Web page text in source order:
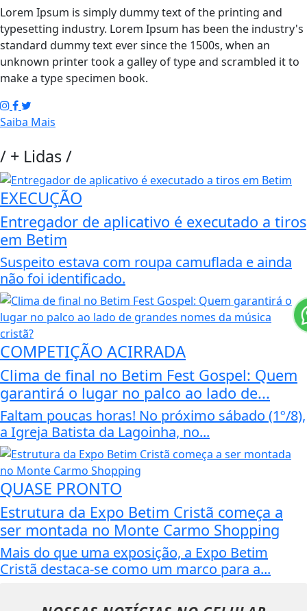
Lorem Ipsum is simply dummy text of the printing and
typesetting industry. Lorem Ipsum has been the industry's
standard dummy text ever since the 1500s, when an
unknown printer took a galley of type and scrambled it to
make a type specimen book.
Saiba Mais
/ + Lidas/
EXECUÇÃO
Entregador de aplicativo é executado a tiros
em Betim
Suspeito estava com roupa camuflada e ainda
não foi identificado.
COMPETIÇÃO ACIRRADA
Clima de final no Betim Fest Gospel: Quem
garantirá o lugar no palco ao lado de...
Faltam poucas horas! No próximo sábado (1º/8),
a Igreja Batista da Lagoinha, no...
QUASE PRONTO
Estrutura da Expo Betim Cristã começa a
ser montada no Monte Carmo Shopping
Mais do que uma exposição, a Expo Betim
Cristã destaca-se como um marco para a...